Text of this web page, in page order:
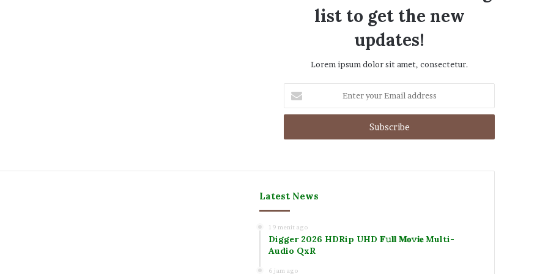
list to get the new
updates!
Lorem ipsum dolor sit amet, consectetur.
your
Email
Latest News
19 menit ago
Digger 2026 HDRip UHD 𝐅𝚞𝐥𝐥 𝐌𝐨𝚟𝐢𝐞 Multi-
Audio QxR
6 jam ago